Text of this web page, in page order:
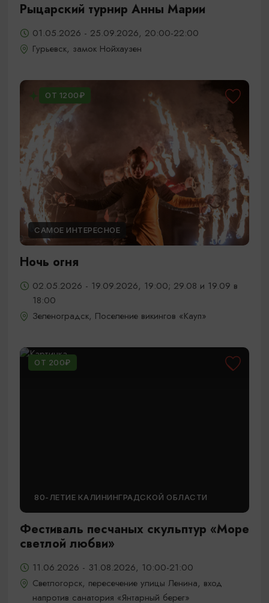
Рыцарский турнир Анны Марии
01.05.2026 - 25.09.2026, 20:00-22:00
Гурьевск, замок Нойхаузен
ОТ 1200₽
САМОЕ ИНТЕРЕСНОЕ
Ночь огня
02.05.2026 - 19.09.2026, 19:00; 29.08 и 19.09 в
18:00
Зеленоградск, Поселение викингов «Кауп»
ОТ 200₽
80-ЛЕТИЕ КАЛИНИНГРАДСКОЙ ОБЛАСТИ
Фестиваль песчаных скульптур «Море
светлой любви»
11.06.2026 - 31.08.2026, 10:00-21:00
Светлогорск, пересечение улицы Ленина, вход
напротив санатория «Янтарный берег»